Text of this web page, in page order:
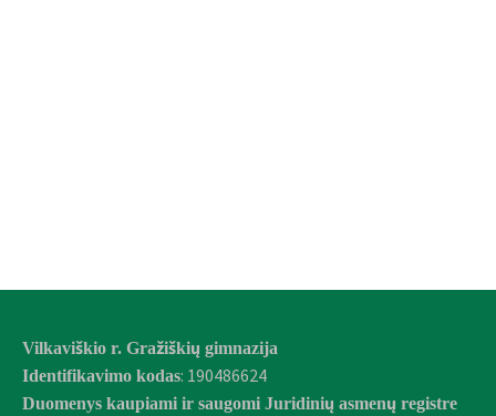
Vilkaviškio r. Gražiškių gimnazija
Identifikavimo kodas: 190486624
Duomenys kaupiami ir saugomi Juridinių asmenų registre